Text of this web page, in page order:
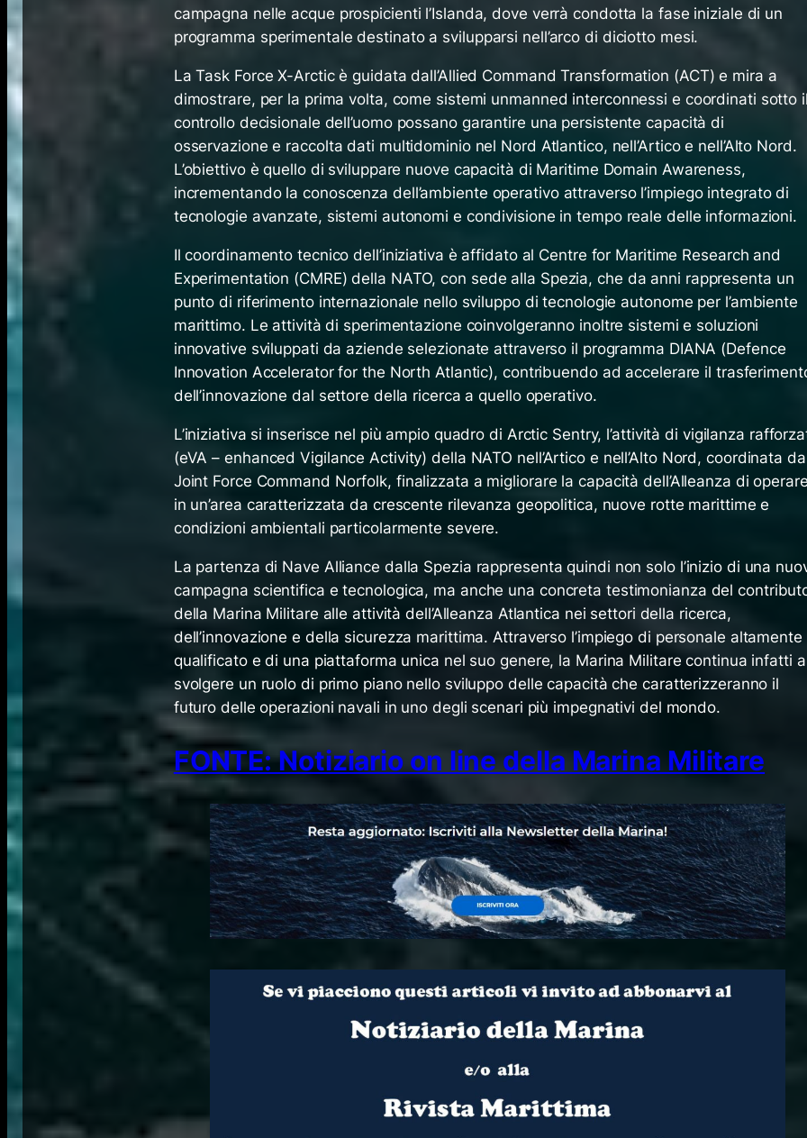
campagna nelle acque prospicienti l’Islanda, dove verrà condotta la fase iniziale di un
programma sperimentale destinato a svilupparsi nell’arco di diciotto mesi.
La Task Force X-Arctic è guidata dall’Allied Command Transformation (ACT) e mira a
dimostrare, per la prima volta, come sistemi unmanned interconnessi e coordinati sotto
controllo decisionale dell’uomo possano garantire una persistente capacità di
osservazione e raccolta dati multidominio nel Nord Atlantico, nell’Artico e nell’Alto Nord.
L’obiettivo è quello di sviluppare nuove capacità di Maritime Domain Awareness,
incrementando la conoscenza dell’ambiente operativo attraverso l’impiego integrato di
tecnologie avanzate, sistemi autonomi e condivisione in tempo reale delle informazioni.
Il coordinamento tecnico dell’iniziativa è affidato al Centre for Maritime Research and
Experimentation (CMRE) della NATO, con sede alla Spezia, che da anni rappresenta un
punto di riferimento internazionale nello sviluppo di tecnologie autonome per l’ambiente
marittimo. Le attività di sperimentazione coinvolgeranno inoltre sistemi e soluzioni
innovative sviluppati da aziende selezionate attraverso il programma DIANA (Defence
Innovation Accelerator for the North Atlantic), contribuendo ad accelerare il
dell’innovazione dal settore della ricerca a quello operativo.
L’iniziativa si inserisce nel più ampio quadro di Arctic Sentry, l’attività di vigilanza
(eVA – enhanced Vigilance Activity) della NATO nell’Artico e nell’Alto Nord, coordinata
Joint Force Command Norfolk, finalizzata a migliorare la capacità dell’Alleanza di
in un’area caratterizzata da crescente rilevanza geopolitica, nuove rotte marittime e
condizioni ambientali particolarmente severe.
La partenza di Nave Alliance dalla Spezia rappresenta quindi non solo l’inizio di una
campagna scientifica e tecnologica, ma anche una concreta testimonianza del
della Marina Militare alle attività dell’Alleanza Atlantica nei settori della ricerca,
dell’innovazione e della sicurezza marittima. Attraverso l’impiego di personale altamente
qualificato e di una piattaforma unica nel suo genere, la Marina Militare continua infatti a
svolgere un ruolo di primo piano nello sviluppo delle capacità che caratterizzeranno il
futuro delle operazioni navali in uno degli scenari più impegnativi del mondo.
FONTE: Notiziario on line della Marina Militare